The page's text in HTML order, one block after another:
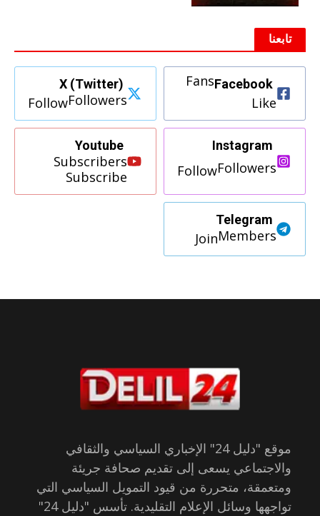
تابعنا
Facebook
Fans
Like
X (Twitter)
Followers
Follow
Instagram
Followers
Follow
Youtube
Subscribers
Subscribe
Telegram
Members
Join
موقع "دليل 24" الإخباري السياسي والثقافي
والاجتماعي يسعى إلى تقديم صحافة جريئة
ومتعمقة، متحررة من قيود التمويل السياسي التي
تواجهها وسائل الإعلام التقليدية. تأسس "دليل 24"